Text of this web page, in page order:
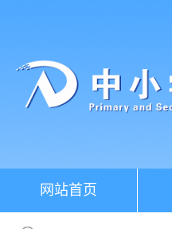
网站首页